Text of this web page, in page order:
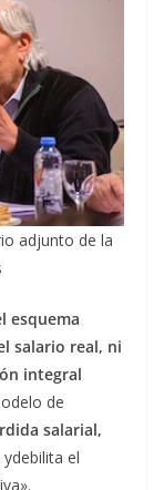
adjunto de la
esquema
salario real, ni
integral
de
salarial,
ydebilita el